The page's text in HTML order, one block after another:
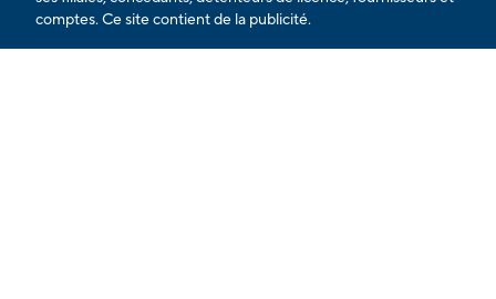
comptes. Ce site contient de la publicité.